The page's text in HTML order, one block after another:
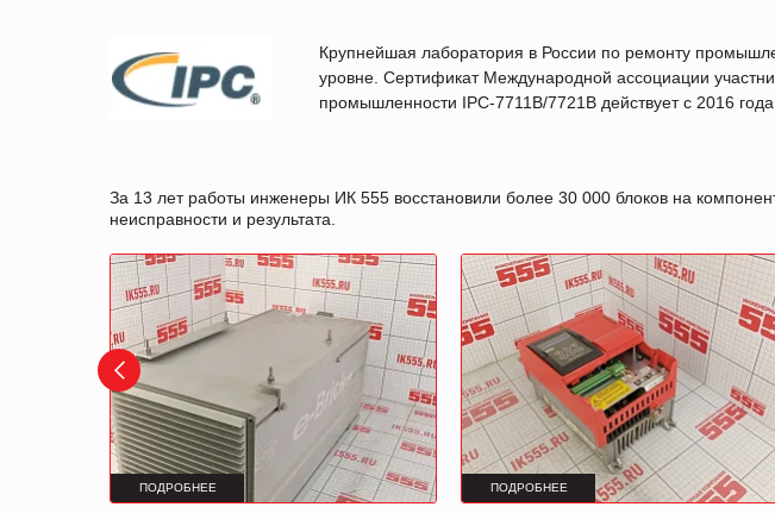
Крупнейшая лаборатория в России по ремонту
уровне. Сертификат Международной ассоциации
промышленности IPC-7711B/7721B действует с 2016 года
За 13 лет работы инженеры ИК 555 восстановили более 30 000 блоков на
неисправности и результата.
ПОДРОБНЕЕ ПОДРОБНЕЕ